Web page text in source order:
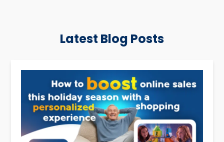
Latest Blog Posts